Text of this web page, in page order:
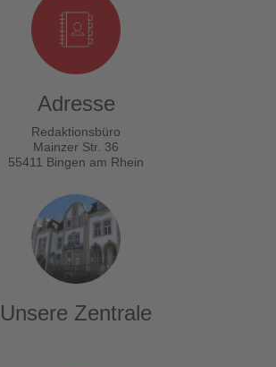
Adresse
Redaktionsbüro
Mainzer Str. 36
55411 Bingen am Rhein
Unsere Zentrale